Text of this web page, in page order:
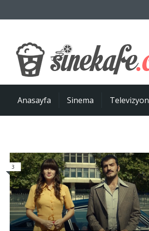
Anasayfa Sinema Televizyon
3